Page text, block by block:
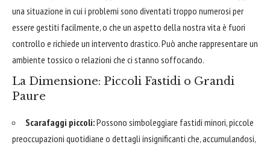
una situazione in cui i problemi sono diventati troppo numerosi per
essere gestiti facilmente, o che un aspetto della nostra vita è fuori
controllo e richiede un intervento drastico. Può anche rappresentare un
ambiente tossico o relazioni che ci stanno soffocando.
La Dimensione: Piccoli Fastidi o Grandi
Paure
Scarafaggi piccoli:Possono simboleggiare fastidi minori, piccole
preoccupazioni quotidiane o dettagli insignificanti che, accumulandosi,